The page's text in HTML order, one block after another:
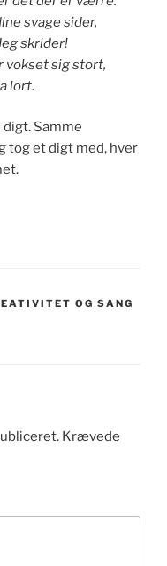
svage sider,
skrider!
vokset sig stort,
lort.
Samme
tog et digt med, hver
OG SANG
Krævede